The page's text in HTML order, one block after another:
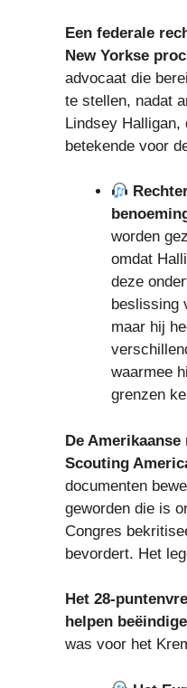
Een federale
New Yorkse
advocaat die
te stellen, nadat
Lindsey Halligan,
betekende voor
worden
omdat
deze
beslissing
maar hij
waarmee
grenzen
De
Scouting
documenten
geworden die is
Congres
bevordert. Het
Het 28-
helpen
was voor het